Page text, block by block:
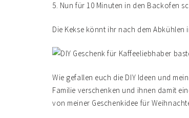
5. Nun für 10 Minuten in den Backofen
Die Kekse könnt ihr nach dem Abkühlen
Wie gefallen euch die DIY Ideen und
Familie verschenken und ihnen damit
von meiner Geschenkidee für